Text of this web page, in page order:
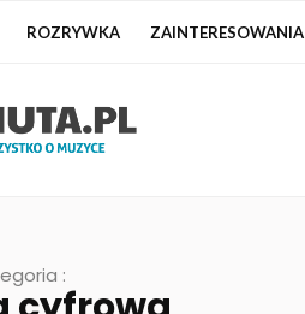
ROZRYWKA ZAINTERESOWANIA
: